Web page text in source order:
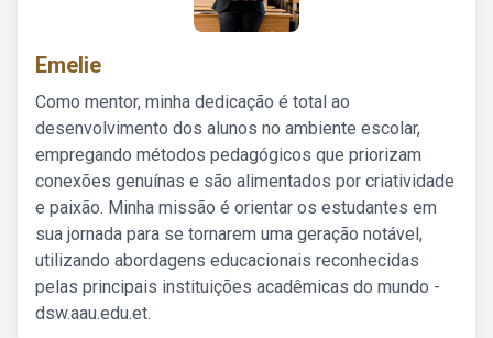
Emelie
Como mentor, minha dedicação é total ao
desenvolvimento dos alunos no ambiente escolar,
empregando métodos pedagógicos que priorizam
conexões genuínas e são alimentados por criatividade
e paixão. Minha missão é orientar os estudantes em
sua jornada para se tornarem uma geração notável,
utilizando abordagens educacionais reconhecidas
pelas principais instituições acadêmicas do mundo -
dsw.aau.edu.et.